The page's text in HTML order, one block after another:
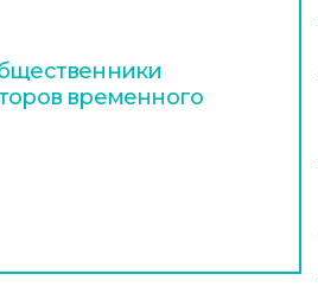
временного